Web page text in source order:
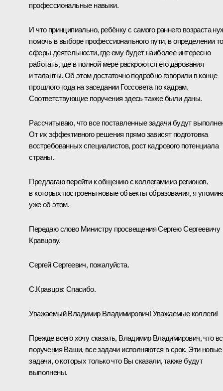
профессиональные навыки.
И что принципиально, ребёнку с самого раннего возраста
помочь в выборе профессионального пути, в определении
сферы деятельности, где ему будет наиболее интересно
работать, где в полной мере раскроются его дарования
и таланты. Об этом достаточно подробно говорили в конце
прошлого года назаседанииГоссовета по кадрам.
Соответствующие поручения здесь также были даны.
Рассчитываю, что все поставленные задачи будут
От их эффективного решения прямо зависят подготовка
востребованных специалистов, рост кадрового потенциала
страны.
Предлагаю перейти к общению с коллегами из регионов,
в которых построены новые объекты образования, я
уже об этом.
Передаю слово Министру просвещения Сергею Сергеевичу
Кравцову.
Сергей Сергеевич, пожалуйста.
С.Кравцов: Спасибо.
Уважаемый Владимир Владимирович! Уважаемые коллеги!
Прежде всего хочу сказать, Владимир Владимирович, что
поручения Ваши, все задачи исполняются в срок. Эти новые
задачи, о которых только что Вы сказали, также будут
выполнены.